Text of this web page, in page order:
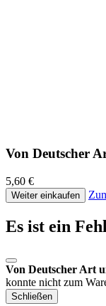
Von Deutscher
5,60 €
Weiter einkaufen
Es ist ein
Von Deutscher Art
konnte nicht zum
Schließen